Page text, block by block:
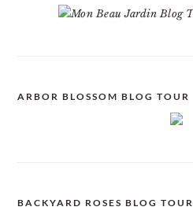
ARBOR BLOSSOM BLOG TOUR
BACKYARD ROSES BLOG TOUR